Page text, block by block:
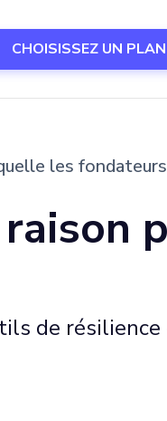
CHOISISSEZ UN PLAN
les
de